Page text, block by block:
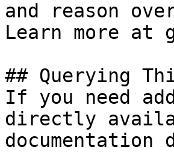
and reason
Learn more at
## Querying
If you need
directly